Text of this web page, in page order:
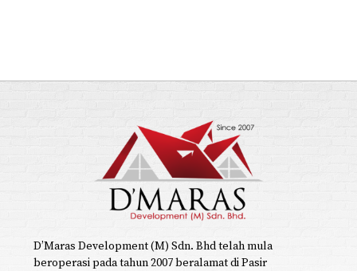
D’Maras Development (M) Sdn. Bhd telah mula
beroperasi pada tahun 2007 beralamat di Pasir